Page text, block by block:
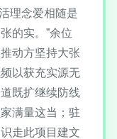
理念爱相随是
的实。”余位
动方坚持大张
以获充实源无
既扩继续防线
满量这当；驻
走此项目建文